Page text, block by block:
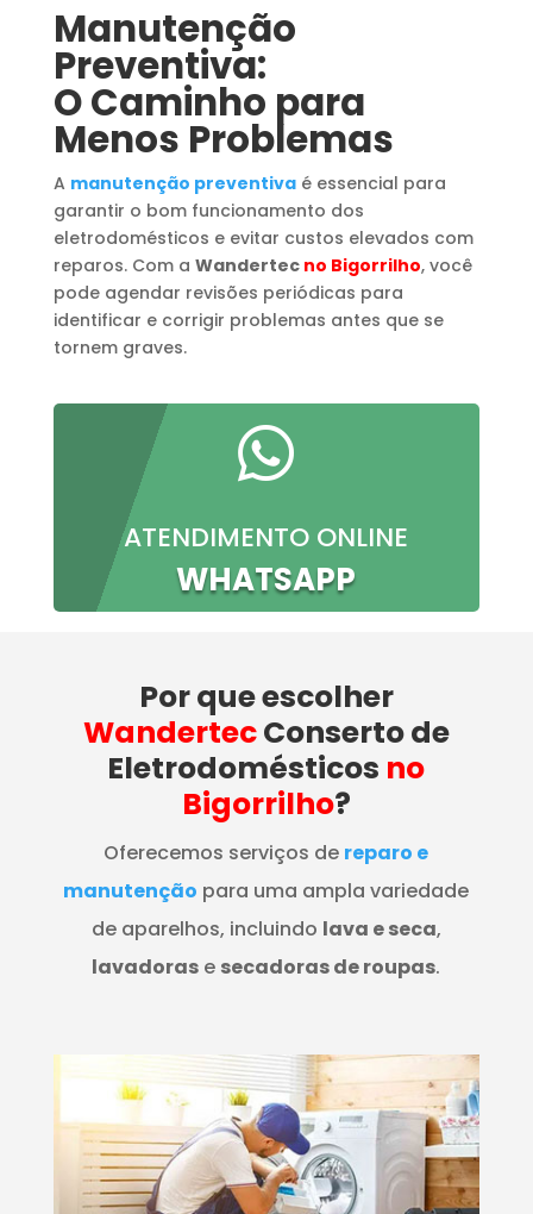
Manutenção
Preventiva:
O Caminho para
Menos Problemas
A manutenção preventivaé essencial para
garantir o bom funcionamento dos
eletrodomésticos e evitar custos elevados com
reparos. Com a Wandertec no Bigorrilho, você
pode agendar revisões periódicas para
identificar e corrigir problemas antes que se
tornem graves.

ATENDIMENTO ONLINE
WHATSAPP
Por que escolher
WandertecConserto de
Eletrodomésticos no
Bigorrilho?
Oferecemos serviços de reparo e
manutenção para uma ampla variedade
de aparelhos, incluindo lava e seca,
lavadoras e secadoras de roupas.